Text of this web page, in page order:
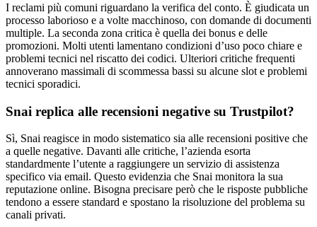
I reclami più comuni riguardano la verifica del conto. È giudicata un
processo laborioso e a volte macchinoso, con domande di documenti
multiple. La seconda zona critica è quella dei bonus e delle
promozioni. Molti utenti lamentano condizioni d’uso poco chiare e
problemi tecnici nel riscatto dei codici. Ulteriori critiche frequenti
annoverano massimali di scommessa bassi su alcune slot e problemi
tecnici sporadici.
Snai replica alle recensioni negative su Trustpilot?
Sì, Snai reagisce in modo sistematico sia alle recensioni positive che
a quelle negative. Davanti alle critiche, l’azienda esorta
standardmente l’utente a raggiungere un servizio di assistenza
specifico via email. Questo evidenzia che Snai monitora la sua
reputazione online. Bisogna precisare però che le risposte pubbliche
tendono a essere standard e spostano la risoluzione del problema su
canali privati.